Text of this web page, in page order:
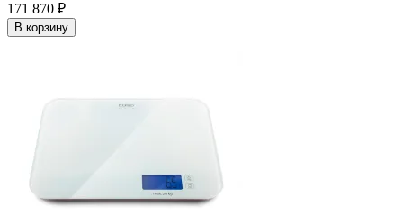
171 870 ₽
В корзину